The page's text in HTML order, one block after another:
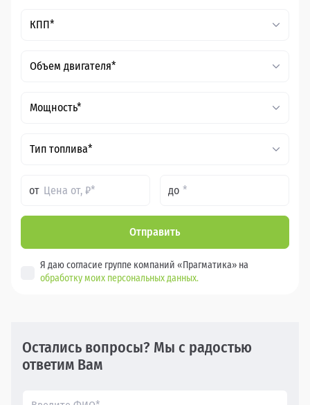
КПП*
Объем двигателя*
Мощность*
Тип топлива*
от до
Отправить
Я даю согласие группе компаний «Прагматика» на
обработку моих персональных данных.
Остались вопросы? Мы с радостью
ответим Вам